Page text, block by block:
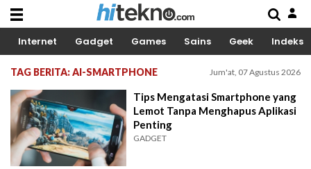
Internet Gadget Games Sains Geek Indeks
TAG BERITA: AI-SMARTPHONE Jum'at, 07 Agustus 2026
Tips Mengatasi Smartphone yang
Lemot Tanpa Menghapus Aplikasi
Penting
GADGET